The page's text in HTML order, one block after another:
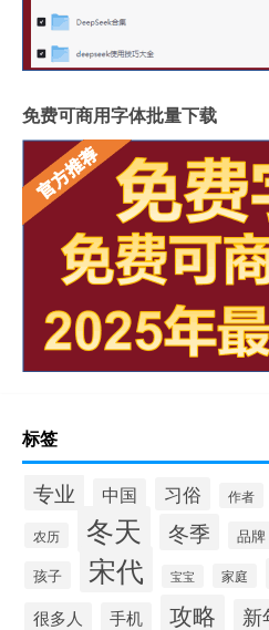
免费可商用字体批量下载
标签
专业 中国 习俗 作者
农历 冬天 冬季 品牌
孩子 宋代 宝宝 家庭
很多人 手机 攻略 新